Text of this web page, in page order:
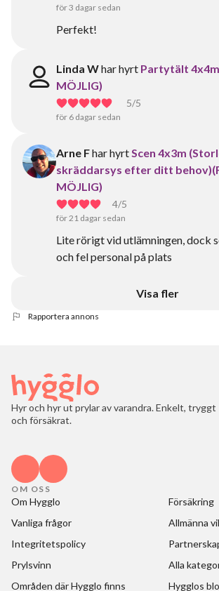
för 3 dagar sedan
Perfekt!
Linda Whar hyrt Partytält
MÖJLIG)
5/5
för 6 dagar sedan
Arne Fhar hyrtScen 4x3m
skräddarsys efter ditt
MÖJLIG)
4/5
för 21 dagar sedan
Lite rörigt vid utlämningen, dock
och fel personal på plats
Visa fler
Rapportera annons
Hyr och hyr ut prylar av varandra. Enkelt, tryggt
och försäkrat.
OM OSS
Om Hygglo
Försäkring
Vanliga frågor
Allmänna
Integritetspolicy
Prylsvinn
Alla
Områden där Hygglo finns
Hygglos